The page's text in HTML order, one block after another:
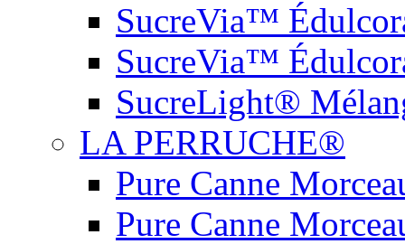
SucreVia™
SucreVia™
SucreLight®
LA PERRUCHE®
Pure Canne
Pure Canne